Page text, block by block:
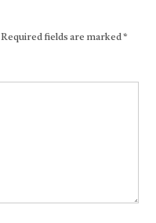
Required fields are marked*